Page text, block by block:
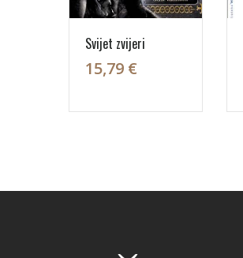
Svijet zvijeri
15,79 €